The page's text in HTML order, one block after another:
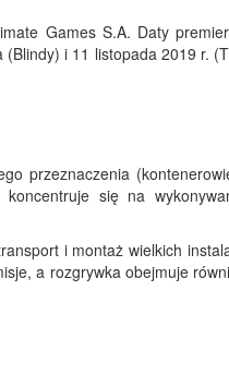
Games S.A. Daty
i 11 listopada 2019 r.
przeznaczenia
koncentruje się na
i montaż wielkich
a rozgrywka obejmuje